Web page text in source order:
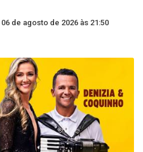
06 de agosto de 2026 às 21:50